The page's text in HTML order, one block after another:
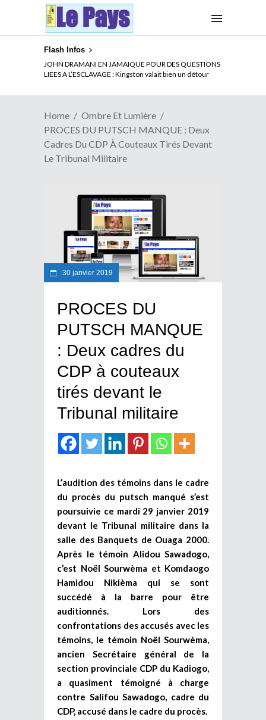
Flash Infos
ELECTION DE TALON A LA TETE DU SENAT BENINOIS :
Quand Patrice quitte le pouvoir sans partir !
Home
Ombre Et Lumière
PROCES DU PUTSCH MANQUE : Deux
Cadres Du CDP À Couteaux Tirés Devant
Le Tribunal Militaire
30 janvier 2019
PROCES DU
PUTSCH MANQUE
: Deux cadres du
CDP à couteaux
tirés devant le
Tribunal militaire
L’audition des témoins dans le cadre
du procès du putsch manqué s’est
poursuivie ce mardi 29 janvier 2019
devant le Tribunal militaire dans la
salle des Banquets de Ouaga 2000.
Après le témoin Alidou Sawadogo,
c’est Noël Sourwèma et Komdaogo
Hamidou Nikièma qui se sont
succédé à la barre pour être
auditionnés. Lors des
confrontations des accusés avec les
témoins, le témoin Noël Sourwèma,
ancien Secrétaire général de la
section provinciale CDP du Kadiogo,
a quasiment témoigné à charge
contre Salifou Sawadogo, cadre du
CDP, accusé dans le cadre du procès.